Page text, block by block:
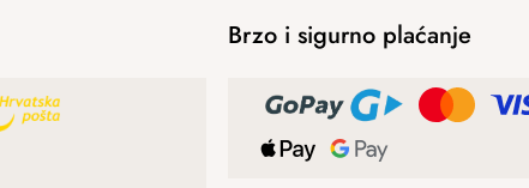
Brzo i sigurno plaćanje